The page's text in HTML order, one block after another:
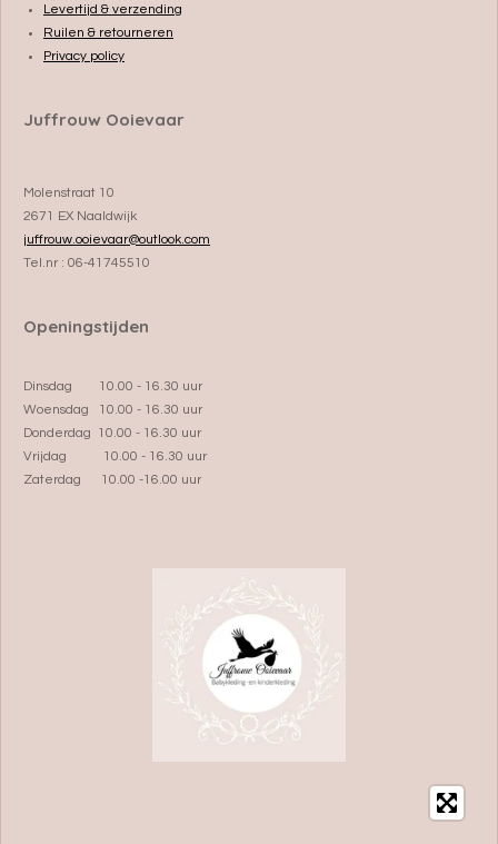
Levertijd & verzending
Ruilen & retourneren
Privacy policy
Juffrouw Ooievaar
Molenstraat 10
2671 EX Naaldwijk
juffrouw.ooievaar@outlook.com
Tel.nr : 06-41745510
Openingstijden
Dinsdag 10.00 - 16.30 uur
Woensdag 10.00 - 16.30 uur
Donderdag 10.00 - 16.30 uur
Vrijdag 10.00 - 16.30 uur
Zaterdag 10.00 -16.00 uur